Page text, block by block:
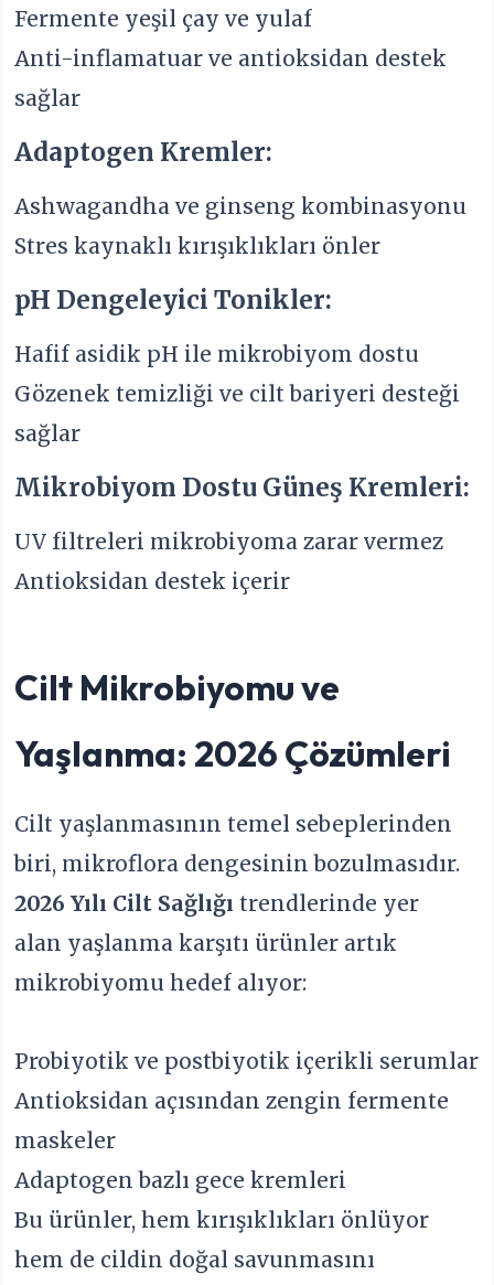
Fermente yeşil çay ve yulaf
Anti-inflamatuar ve antioksidan destek
sağlar
Adaptogen Kremler:
Ashwagandha ve ginseng kombinasyonu
Stres kaynaklı kırışıklıkları önler
pH Dengeleyici Tonikler:
Hafif asidik pH ile mikrobiyom dostu
Gözenek temizliği ve cilt bariyeri desteği
sağlar
Mikrobiyom Dostu Güneş Kremleri:
UV filtreleri mikrobiyoma zarar vermez
Antioksidan destek içerir
Cilt Mikrobiyomu ve
Yaşlanma: 2026 Çözümleri
Cilt yaşlanmasının temel sebeplerinden
biri, mikroflora dengesinin bozulmasıdır.
2026 Yılı Cilt Sağlığıtrendlerinde yer
alan yaşlanma karşıtı ürünler artık
mikrobiyomu hedef alıyor:
Probiyotik ve postbiyotik içerikli serumlar
Antioksidan açısından zengin fermente
maskeler
Adaptogen bazlı gece kremleri
Bu ürünler, hem kırışıklıkları önlüyor
hem de cildin doğal savunmasını